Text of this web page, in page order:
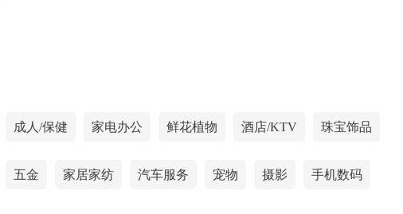
成人/保健 家电办公 鲜花植物 酒店/KTV 珠宝饰品
五金 家居家纺 汽车服务 宠物 摄影 手机数码